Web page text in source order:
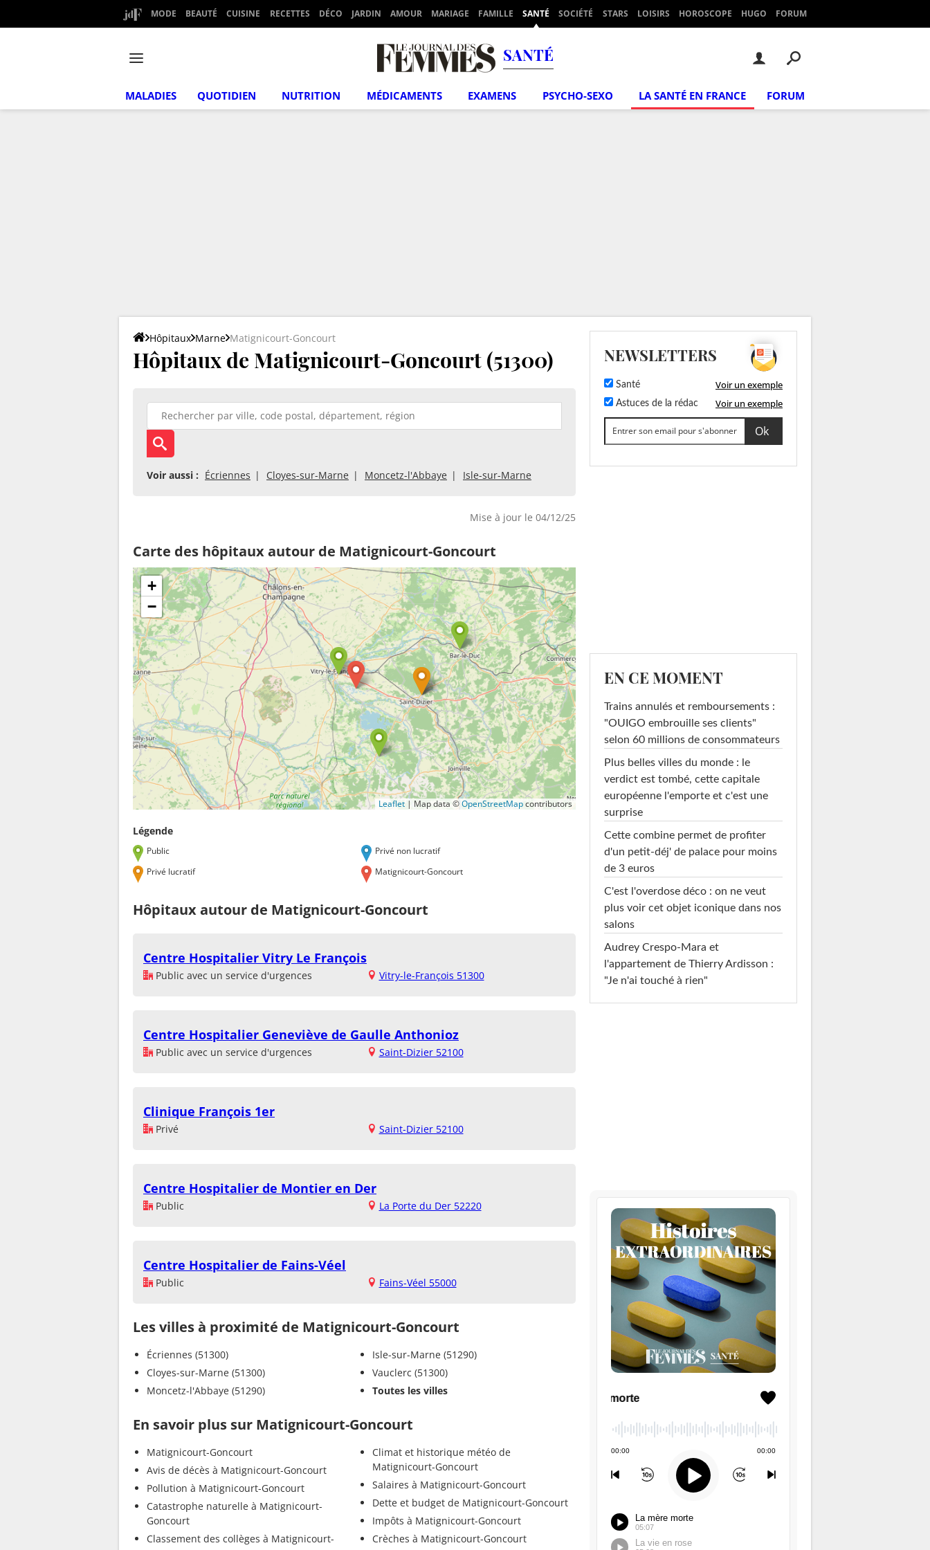
MODE BEAUTÉ CUISINE RECETTES DÉCO JARDIN AMOUR MARIAGE FAMILLE SANTÉ SOCIÉTÉ STARS LOISIRS HOROSCOPE HUGO FORUM
SANTÉ
MALADIES QUOTIDIEN NUTRITION MÉDICAMENTS EXAMENS PSYCHO-SEXO LA SANTÉ EN FRANCE FORUM
Hôpitaux Marne Matignicourt-Goncourt
Hôpitaux de Matignicourt-Goncourt (51300)
Voir aussi : Écriennes Cloyes-sur-Marne Moncetz-l'Abbaye Isle-sur-Marne
Mise à jour le 04/12/25
Carte des hôpitaux autour de Matignicourt-Goncourt
+
−
Leaflet | Map data ©OpenStreetMapcontributors
Légende
Public
Privé non lucratif
Privé lucratif
Matignicourt-Goncourt
Hôpitaux autour de Matignicourt-Goncourt
Centre Hospitalier Vitry Le François
Public avec un service d'urgences Vitry-le-François 51300
Centre Hospitalier Geneviève de Gaulle Anthonioz
Public avec un service d'urgences Saint-Dizier 52100
Clinique François 1er
Privé Saint-Dizier 52100
Centre Hospitalier de Montier en Der
Public La Porte du Der 52220
Centre Hospitalier de Fains-Véel
Public Fains-Véel 55000
Les villes à proximité de Matignicourt-Goncourt
Écriennes (51300)
Cloyes-sur-Marne (51300)
Moncetz-l'Abbaye (51290)
Isle-sur-Marne (51290)
Vauclerc (51300)
Toutes les villes
En savoir plus sur Matignicourt-Goncourt
Matignicourt-Goncourt
Avis de décès à Matignicourt-Goncourt
Pollution à Matignicourt-Goncourt
Catastrophe naturelle à Matignicourt-
Goncourt
Classement des collèges à Matignicourt-
Climat et historique météo de
Matignicourt-Goncourt
Salaires à Matignicourt-Goncourt
Dette et budget de Matignicourt-Goncourt
Impôts à Matignicourt-Goncourt
Crèches à Matignicourt-Goncourt
NEWSLETTERS
Santé Voir un exemple
Astuces de la rédac Voir un exemple
EN CE MOMENT
Trains annulés et remboursements :
"OUIGO embrouille ses clients"
selon 60 millions de consommateurs
Plus belles villes du monde : le
verdict est tombé, cette capitale
européenne l'emporte et c'est une
surprise
Cette combine permet de profiter
d'un petit-déj' de palace pour moins
de 3 euros
C'est l'overdose déco : on ne veut
plus voir cet objet iconique dans nos
salons
Audrey Crespo-Mara et
l'appartement de Thierry Ardisson :
"Je n'ai touché à rien"